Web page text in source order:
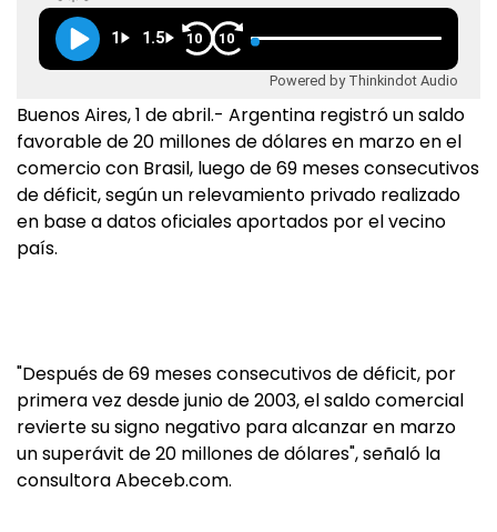
1 1.5 10 10
Powered by Thinkindot Audio
Buenos Aires, 1 de abril.- Argentina registró un saldo
favorable de 20 millones de dólares en marzo en el
comercio con Brasil, luego de 69 meses consecutivos
de déficit, según un relevamiento privado realizado
en base a datos oficiales aportados por el vecino
país.
"Después de 69 meses consecutivos de déficit, por
primera vez desde junio de 2003, el saldo comercial
revierte su signo negativo para alcanzar en marzo
un superávit de 20 millones de dólares", señaló la
consultora Abeceb.com.